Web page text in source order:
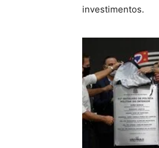
investimentos.